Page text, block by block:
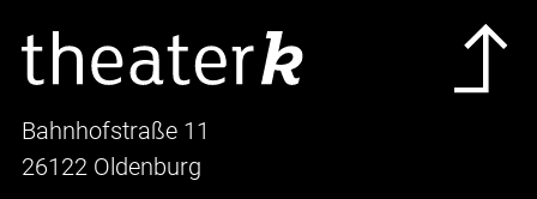
Bahnhofstraße 11
26122 Oldenburg